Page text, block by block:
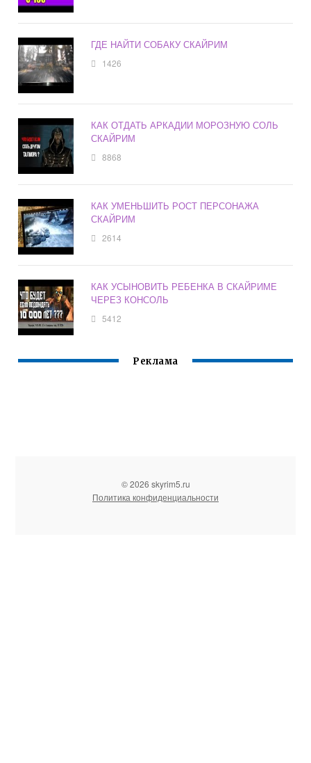
ГДЕ НАЙТИ СОБАКУ СКАЙРИМ
1426
КАК ОТДАТЬ АРКАДИИ МОРОЗНУЮ СОЛЬ
СКАЙРИМ
8868
КАК УМЕНЬШИТЬ РОСТ ПЕРСОНАЖА
СКАЙРИМ
2614
КАК УСЫНОВИТЬ РЕБЕНКА В СКАЙРИМЕ
ЧЕРЕЗ КОНСОЛЬ
5412
Реклама
© 2026 skyrim5.ru
Политика конфиденциальности